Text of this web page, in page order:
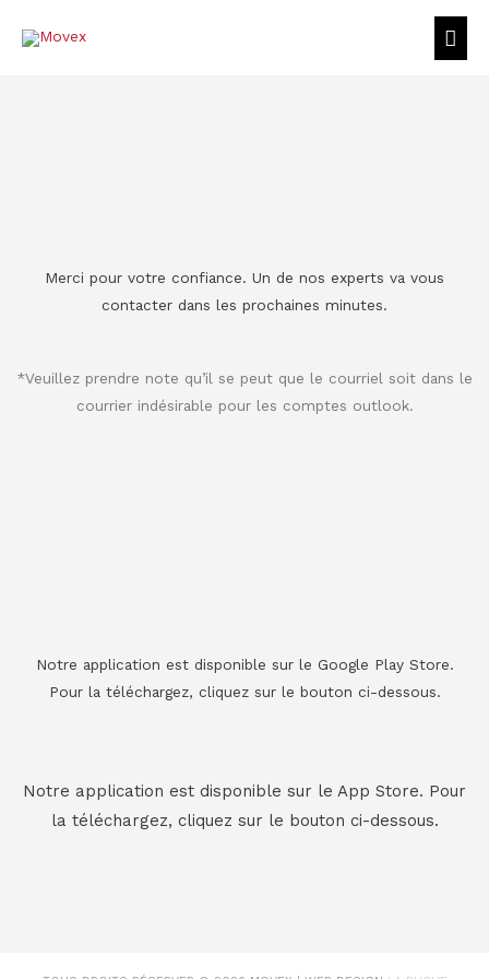
Merci pour votre confiance. Un de nos experts va vous
contacter dans les prochaines minutes.
*Veuillez prendre note qu’il se peut que le courriel soit dans le
courrier indésirable pour les comptes outlook.
Notre application est disponible sur le Google Play Store.
Pour la téléchargez, cliquez sur le bouton ci-dessous.
Notre application est disponible sur le App Store. Pour
la téléchargez, cliquez sur le bouton ci-dessous.